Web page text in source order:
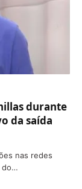
durante
da saída
nas redes
do…